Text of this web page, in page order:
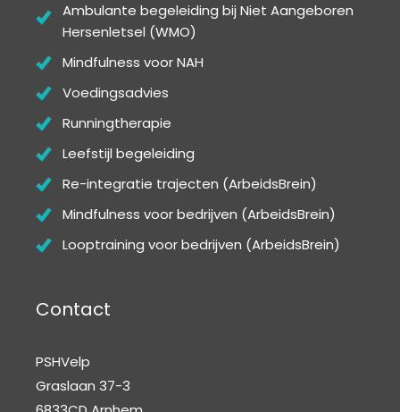
Ambulante begeleiding bij Niet Aangeboren
Hersenletsel (WMO)
Mindfulness voor NAH
Voedingsadvies
Runningtherapie
Leefstijl begeleiding
Re-integratie trajecten (ArbeidsBrein)
Mindfulness voor bedrijven (ArbeidsBrein)
Looptraining voor bedrijven (ArbeidsBrein)
Contact
PSHVelp
Graslaan 37-3